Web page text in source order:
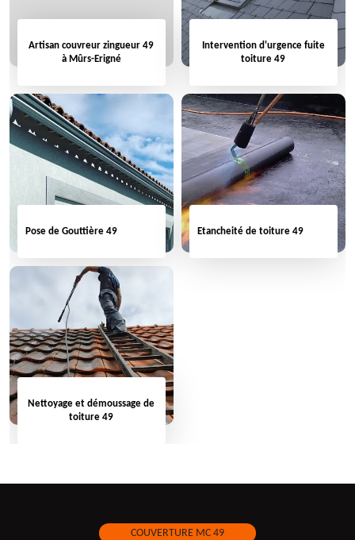
Artisan couvreur zingueur 49
à Mûrs-Erigné
Intervention d'urgence fuite
toiture 49
Pose de Gouttière 49 Etancheité de toiture 49
Nettoyage et démoussage de
toiture 49
COUVERTURE MC 49